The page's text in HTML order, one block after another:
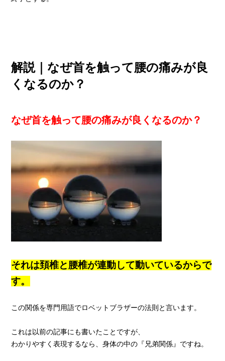
解説｜なぜ首を触って腰の痛みが良
くなるのか？
なぜ首を触って腰の痛みが良くなるのか？
それは頚椎と腰椎が連動して動いているからで
す。
この関係を専門用語でロベットブラザーの法則と言います。
これは以前の記事にも書いたことですが、
わかりやすく表現するなら、身体の中の『兄弟関係』ですね。